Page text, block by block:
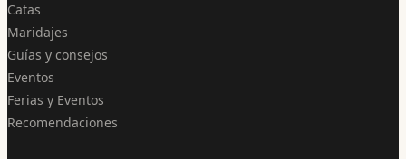
Catas
Maridajes
Guías y consejos
Eventos
Ferias y Eventos
Recomendaciones